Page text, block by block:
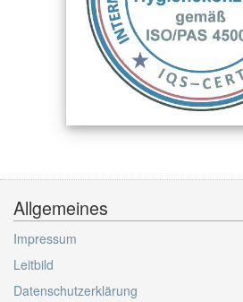
Allgemeines
Impressum
Leitbild
Datenschutzerklärung